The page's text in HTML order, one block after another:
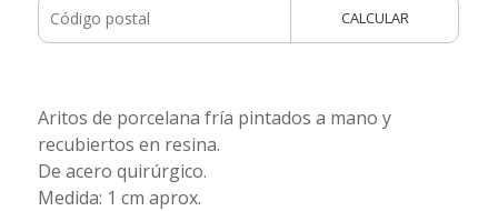
CALCULAR
Aritos de porcelana fría pintados a mano y
recubiertos en resina.
De acero quirúrgico.
Medida: 1 cm aprox.